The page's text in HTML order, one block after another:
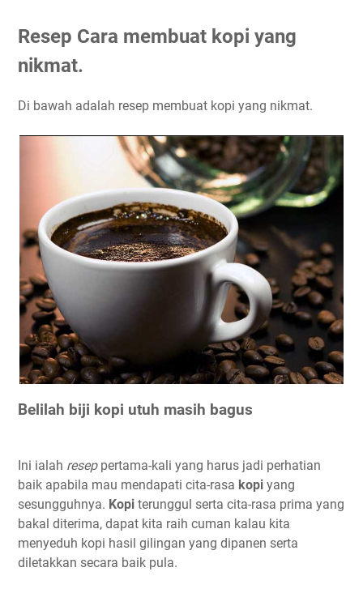
Resep Cara membuat kopi yang
nikmat.
Di bawah adalah resep membuat kopi yang nikmat.
Belilah biji kopi utuh masih bagus
Ini ialah reseppertama-kali yang harus jadi perhatian
baik apabila mau mendapati cita-rasa kopi yang
sesungguhnya. Kopi terunggul serta cita-rasa prima yang
bakal diterima, dapat kita raih cuman kalau kita
menyeduh kopi hasil gilingan yang dipanen serta
diletakkan secara baik pula.